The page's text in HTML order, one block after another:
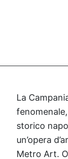
La
storico
un’opera
Metro Art.